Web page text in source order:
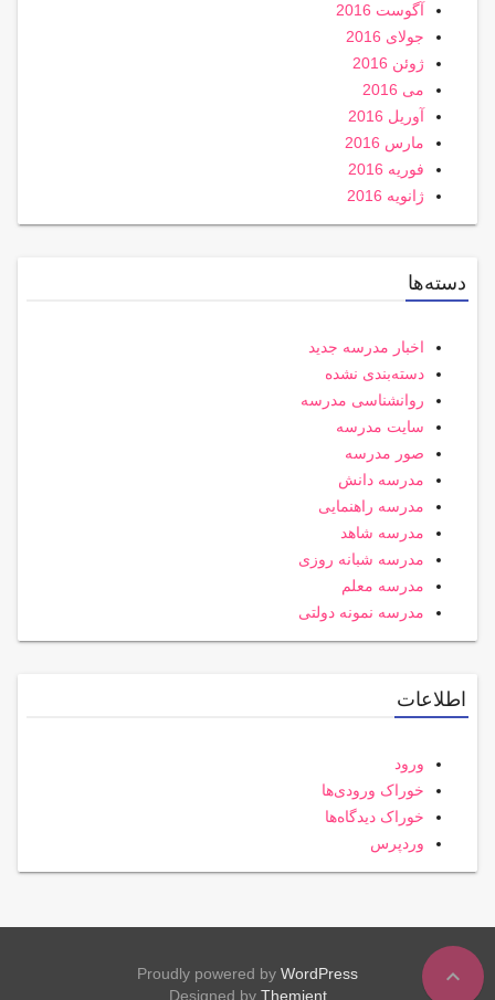
expand_less
آگوست 2016
جولای 2016
ژوئن 2016
می 2016
آوریل 2016
مارس 2016
فوریه 2016
ژانویه 2016
دسته‌ها
اخبار مدرسه جدید
دسته‌بندی نشده
روانشناسی مدرسه
سایت مدرسه
صور مدرسه
مدرسه دانش
مدرسه راهنمایی
مدرسه شاهد
مدرسه شبانه روزی
مدرسه معلم
مدرسه نمونه دولتی
اطلاعات
ورود
خوراک ورودی‌ها
خوراک دیدگاه‌ها
وردپرس
Proudly powered by WordPress
Designed by Themient